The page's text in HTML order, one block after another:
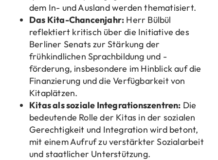
dem In- und Ausland werden thematisiert.
Das Kita-Chancenjahr: Herr Bülbül
reflektiert kritisch über die Initiative des
Berliner Senats zur Stärkung der
frühkindlichen Sprachbildung und -
förderung, insbesondere im Hinblick auf die
Finanzierung und die Verfügbarkeit von
Kitaplätzen.
Kitas als soziale Integrationszentren: Die
bedeutende Rolle der Kitas in der sozialen
Gerechtigkeit und Integration wird betont,
mit einem Aufruf zu verstärkter Sozialarbeit
und staatlicher Unterstützung.